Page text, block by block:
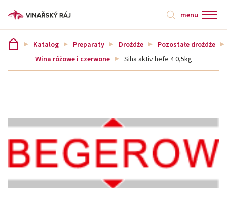
menu
Katalog Preparaty Drożdże
Pozostałe drożdże
Wina różowe i czerwone
Siha aktiv hefe 4 0,5kg